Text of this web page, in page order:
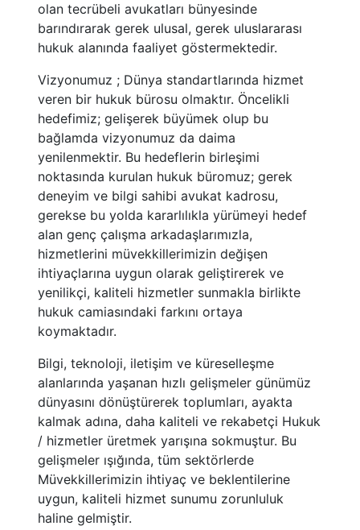
olan tecrübeli avukatları bünyesinde
barındırarak gerek ulusal, gerek uluslararası
hukuk alanında faaliyet göstermektedir.
Vizyonumuz ; Dünya standartlarında hizmet
veren bir hukuk bürosu olmaktır. Öncelikli
hedefimiz; gelişerek büyümek olup bu
bağlamda vizyonumuz da daima
yenilenmektir. Bu hedeflerin birleşimi
noktasında kurulan hukuk büromuz; gerek
deneyim ve bilgi sahibi avukat kadrosu,
gerekse bu yolda kararlılıkla yürümeyi hedef
alan genç çalışma arkadaşlarımızla,
hizmetlerini müvekkillerimizin değişen
ihtiyaçlarına uygun olarak geliştirerek ve
yenilikçi, kaliteli hizmetler sunmakla birlikte
hukuk camiasındaki farkını ortaya
koymaktadır.
Bilgi, teknoloji, iletişim ve küreselleşme
alanlarında yaşanan hızlı gelişmeler günümüz
dünyasını dönüştürerek toplumları, ayakta
kalmak adına, daha kaliteli ve rekabetçi Hukuk
/ hizmetler üretmek yarışına sokmuştur. Bu
gelişmeler ışığında, tüm sektörlerde
Müvekkillerimizin ihtiyaç ve beklentilerine
uygun, kaliteli hizmet sunumu zorunluluk
haline gelmiştir.